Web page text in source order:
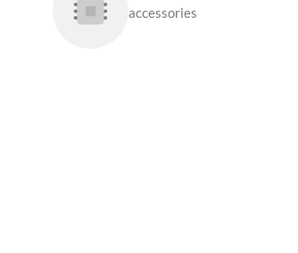
accessories